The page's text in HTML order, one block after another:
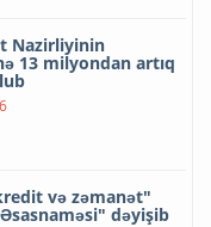
Nazirliyinin
13 milyondan artıq
və zəmanət"
dəyişib